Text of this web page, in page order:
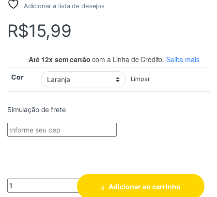
Adicionar a lista de desejos
R$15,99
Até 12x sem cartão com a Linha de Crédito. Saiba mais
Cor Limpar
Simulação de frete
Quantidade
Adicionar ao carrinho